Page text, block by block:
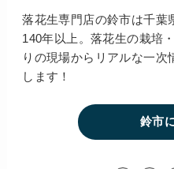
落花生専門店の鈴市は千葉
140年以上。落花生の栽培
りの現場からリアルな一次
します！
鈴市